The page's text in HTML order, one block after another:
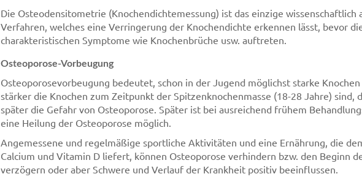
Die Osteodensitometrie (Knochendichtemessung) ist das einzige wissenschaftlich
Verfahren, welches eine Verringerung der Knochendichte erkennen lässt, bevor
charakteristischen Symptome wie Knochenbrüche usw. auftreten.
Osteoporose-Vorbeugung
Osteoporosevorbeugung bedeutet, schon in der Jugend möglichst starke
stärker die Knochen zum Zeitpunkt der Spitzenknochenmasse (18-28 Jahre) sind,
später die Gefahr von Osteoporose. Später ist bei ausreichend frühem
eine Heilung der Osteoporose möglich.
Angemessene und regelmäßige sportliche Aktivitäten und eine Ernährung, die
Calcium und Vitamin D liefert, können Osteoporose verhindern bzw. den Beginn
verzögern oder aber Schwere und Verlauf der Krankheit positiv beeinflussen.